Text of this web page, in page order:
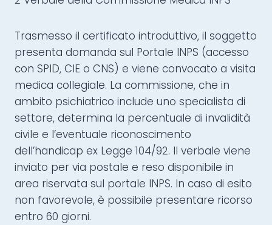
Trasmesso il certificato introduttivo, il soggetto
presenta domanda sul Portale INPS (accesso
con SPID, CIE o CNS) e viene convocato a visita
medica collegiale. La commissione, che in
ambito psichiatrico include uno specialista di
settore, determina la percentuale di invalidità
civile e l’eventuale riconoscimento
dell’handicap ex Legge 104/92. Il verbale viene
inviato per via postale e reso disponibile in
area riservata sul portale INPS. In caso di esito
non favorevole, è possibile presentare ricorso
entro 60 giorni.